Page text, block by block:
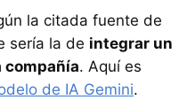
la citada fuente de
sería la de integrar un
compañía. Aquí es
de IA Gemini.